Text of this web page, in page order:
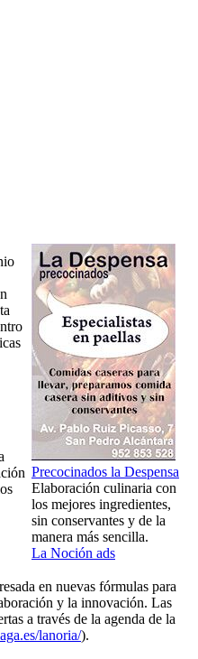
Precocinados la Despensa
Elaboración culinaria con
los mejores ingredientes,
sin conservantes y de la
manera más sencilla.
La Noción ads
en nuevas fórmulas para
y la innovación. Las
a través de la agenda de la
lanoria/).